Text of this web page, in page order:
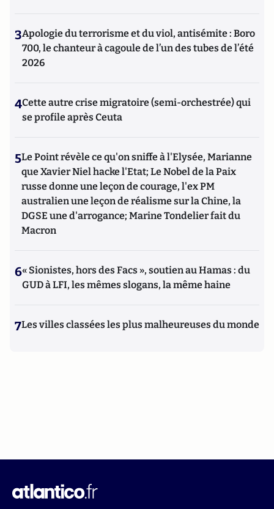
3Apologie du terrorisme et du viol, antisémite : Boro
700, le chanteur à cagoule de l’un des tubes de l’été
2026
4Cette autre crise migratoire (semi-orchestrée) qui
se profile après Ceuta
5Le Point révèle ce qu'on sniffe à l'Elysée, Marianne
que Xavier Niel hacke l'Etat; Le Nobel de la Paix
russe donne une leçon de courage, l'ex PM
australien une leçon de réalisme sur la Chine, la
DGSE une d'arrogance; Marine Tondelier fait du
Macron
6« Sionistes, hors des Facs », soutien au Hamas : du
GUD à LFI, les mêmes slogans, la même haine
7Les villes classées les plus malheureuses du monde